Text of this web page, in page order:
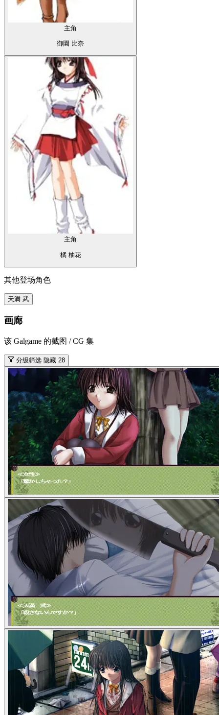
主角
天満 雪乃
主角
御園 比奈
主角
橘 柚花
其他登场角色
画廊
该 Galgame 的截图 / CG 集
分级筛选 隐藏 28